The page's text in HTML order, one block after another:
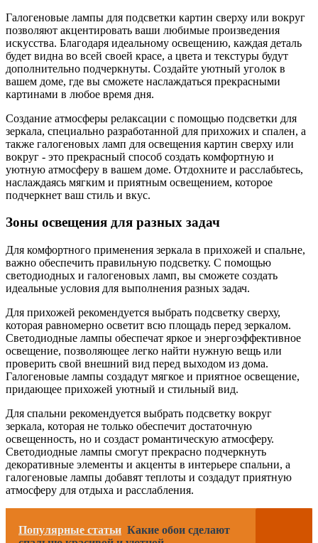
Галогеновые лампы для подсветки картин сверху или вокруг
позволяют акцентировать ваши любимые произведения
искусства. Благодаря идеальному освещению, каждая деталь
будет видна во всей своей красе, а цвета и текстуры будут
дополнительно подчеркнуты. Создайте уютный уголок в
вашем доме, где вы сможете наслаждаться прекрасными
картинами в любое время дня.
Создание атмосферы релаксации с помощью подсветки для
зеркала, специально разработанной для прихожих и спален, а
также галогеновых ламп для освещения картин сверху или
вокруг - это прекрасный способ создать комфортную и
уютную атмосферу в вашем доме. Отдохните и расслабьтесь,
наслаждаясь мягким и приятным освещением, которое
подчеркнет ваш стиль и вкус.
Зоны освещения для разных задач
Для комфортного применения зеркала в прихожей и спальне,
важно обеспечить правильную подсветку. С помощью
светодиодных и галогеновых ламп, вы сможете создать
идеальные условия для выполнения разных задач.
Для прихожей рекомендуется выбрать подсветку сверху,
которая равномерно осветит всю площадь перед зеркалом.
Светодиодные лампы обеспечат яркое и энергоэффективное
освещение, позволяющее легко найти нужную вещь или
проверить свой внешний вид перед выходом из дома.
Галогеновые лампы создадут мягкое и приятное освещение,
придающее прихожей уютный и стильный вид.
Для спальни рекомендуется выбрать подсветку вокруг
зеркала, которая не только обеспечит достаточную
освещенность, но и создаст романтическую атмосферу.
Светодиодные лампы смогут прекрасно подчеркнуть
декоративные элементы и акценты в интерьере спальни, а
галогеновые лампы добавят теплоты и создадут приятную
атмосферу для отдыха и расслабления.
Популярные статьи Какие обои сделают